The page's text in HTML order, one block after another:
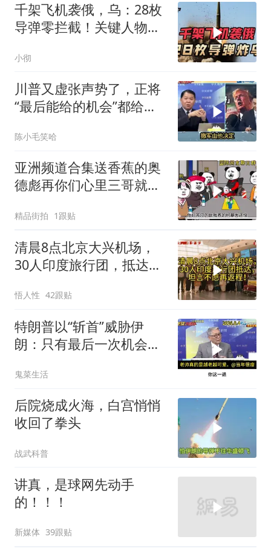
千架飞机袭俄，乌：28枚
导弹零拦截！关键人物被
小彻
川普又虚张声势了，正将
“最后能给的机会”都给伊
陈小毛笑哈
亚洲频道合集送香蕉的奥
德彪再你们心里三哥就是
精品街拍 1跟贴
清晨8点北京大兴机场，
30人印度旅行团，抵达，
悟人性 42跟贴
特朗普以“斩首”威胁伊
朗：只有最后一次机会
鬼菜生活
后院烧成火海，白宫悄悄
收回了拳头
战武科普
讲真，是球网先动手
的！！！
新媒体 39跟贴